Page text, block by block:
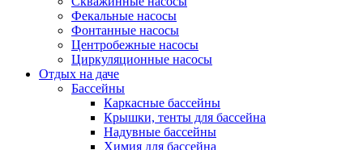
Фекальные насосы
Фонтанные насосы
Центробежные насосы
Циркуляционные насосы
Отдых на даче
Бассейны
Каркасные бассейны
Крышки, тенты для бассейна
Надувные бассейны
Химия для бассейна